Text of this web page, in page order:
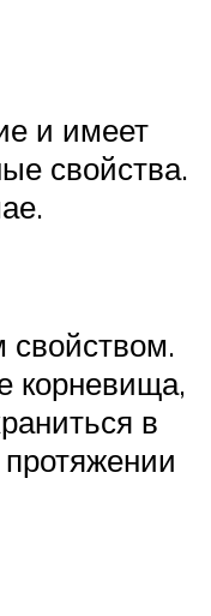
и имеет
свойства.
свойством.
корневища,
в